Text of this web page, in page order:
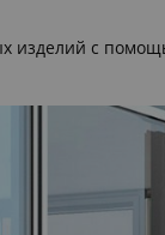
изделий с